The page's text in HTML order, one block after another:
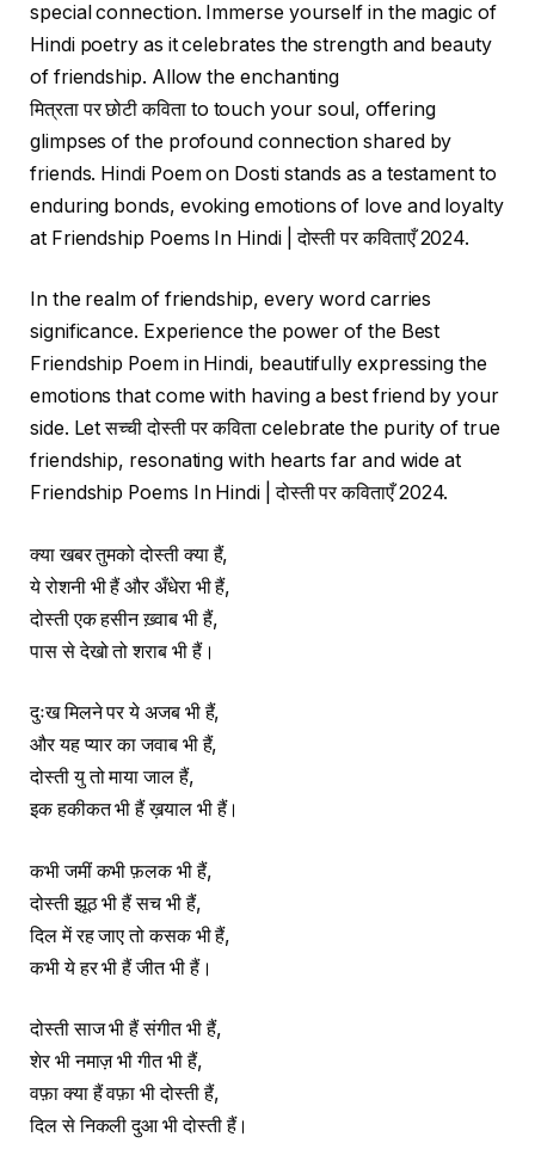
special connection. Immerse yourself in the magic of
Hindi poetry as it celebrates the strength and beauty
of friendship. Allow the enchanting
मित्रता पर छोटी कविता to touch your soul, offering
glimpses of the profound connection shared by
friends. Hindi Poem on Dosti stands as a testament to
enduring bonds, evoking emotions of love and loyalty
at Friendship Poems In Hindi | दोस्ती पर कविताएँ 2024.
In the realm of friendship, every word carries
significance. Experience the power of the Best
Friendship Poem in Hindi, beautifully expressing the
emotions that come with having a best friend by your
side. Let सच्ची दोस्ती पर कविता celebrate the purity of true
friendship, resonating with hearts far and wide at
Friendship Poems In Hindi | दोस्ती पर कविताएँ 2024.
क्या खबर तुमको दोस्ती क्या हैं,
ये रोशनी भी हैं और अँधेरा भी हैं,
दोस्ती एक हसीन ख़्वाब भी हैं,
पास से देखो तो शराब भी हैं।
दुःख मिलने पर ये अजब भी हैं,
और यह प्यार का जवाब भी हैं,
दोस्ती यु तो माया जाल हैं,
इक हकीकत भी हैं ख़याल भी हैं।
कभी जमीं कभी फ़लक भी हैं,
दोस्ती झूठ भी हैं सच भी हैं,
दिल में रह जाए तो कसक भी हैं,
कभी ये हर भी हैं जीत भी हैं।
दोस्ती साज भी हैं संगीत भी हैं,
शेर भी नमाज़ भी गीत भी हैं,
वफ़ा क्या हैं वफ़ा भी दोस्ती हैं,
दिल से निकली दुआ भी दोस्ती हैं।